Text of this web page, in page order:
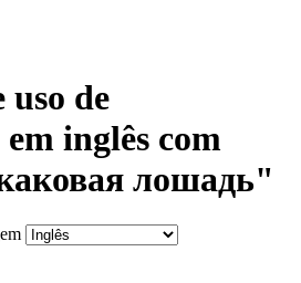
uso de
inglês com
лошадь"